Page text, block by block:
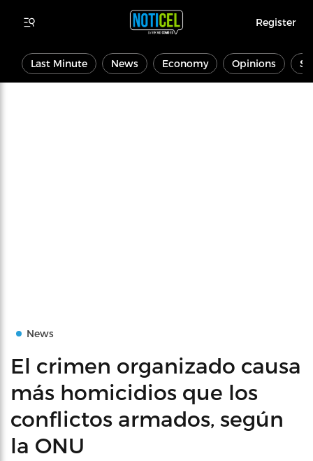
Register
Last Minute News Economy Opinions
News
El crimen organizado causa
más homicidios que los
conflictos armados, según
la ONU